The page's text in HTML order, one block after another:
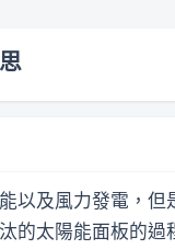
以及風力發電，
的太陽能面板的